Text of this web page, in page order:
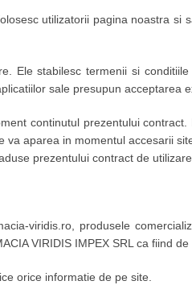
utilizatorii pagina noastra si
Ele stabilesc termenii si
sale presupun acceptarea
continutul prezentului
aparea in momentul accesarii
prezentului contract de utilizare.
viridis.ro, produsele
VIRIDIS IMPEX SRL ca fiind
orice informatie de pe site.